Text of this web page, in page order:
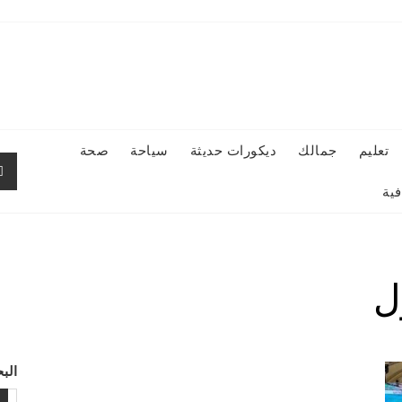
تعليم جمالك ديكورات حديثة سياحة صحة